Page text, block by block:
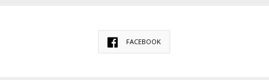
FACEBOOK